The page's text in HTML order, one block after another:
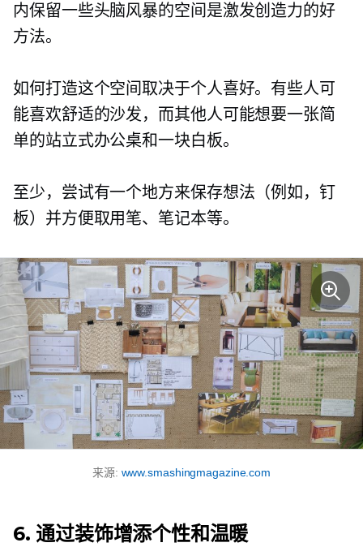
内保留一些头脑风暴的空间是激发创造力的好
方法。
如何打造这个空间取决于个人喜好。有些人可
能喜欢舒适的沙发，而其他人可能想要一张简
单的站立式办公桌和一块白板。
至少，尝试有一个地方来保存想法（例如，钉
板）并方便取用笔、笔记本等。
来源: www.smashingmagazine.com
6. 通过装饰增添个性和温暖